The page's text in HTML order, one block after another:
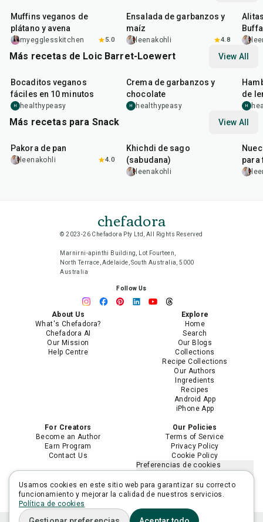
Muffins veganos de
plátano y avena
myegglesskitchen 5.0
Ensalada de garbanzos y
maíz
leenakohli 4.8
Más recetas de Loic Barret-Loewert View All
Bocaditos veganos
fáciles en 10 minutos
H healthypeasy
Crema de garbanzos y
chocolate
H healthypeasy
de
H
Más recetas para Snack View All
Pakora de pan
leenakohli 4.0
Khichdi de sago
(sabudana)
leenakohli
para
chefadora
© 2023-26 Chefadora Pty Ltd, All Rights Reserved
Marnirni-apinthi Building, Lot Fourteen,
North Terrace, Adelaide, South Australia, 5000
Australia
Follow Us
About Us
What's Chefadora?
Chefadora AI
Our Mission
Help Centre
Explore
Home
Search
Our Blogs
Collections
Recipe Collections
Our Authors
Ingredients
Recipes
Android App
iPhone App
For Creators
Become an Author
Earn Program
Contact Us
Our Policies
Terms of Service
Privacy Policy
Cookie Policy
Preferencias de cookies
información personal
Limitar el uso de mi información
Usamos cookies en este sitio web para garantizar su correcto
funcionamiento y mejorar la calidad de nuestros servicios.
Política de cookies